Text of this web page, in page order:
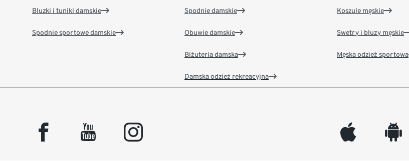
Bluzki i tuniki damskie
Spodnie sportowe damskie
Spodnie damskie
Obuwie damskie
Biżuteria damska
Damska odzież rekreacyjna
Koszule męskie
Swetry i bluzy męskie
Męska odzież sportowa
facebook youtube instagram appleinc android